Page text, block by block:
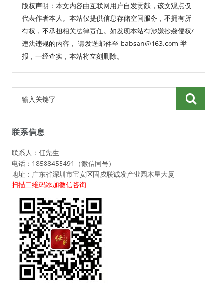
版权声明：本文内容由互联网用户自发贡献，该文观点仅
代表作者本人。本站仅提供信息存储空间服务，不拥有所
有权，不承担相关法律责任。如发现本站有涉嫌抄袭侵权/
违法违规的内容， 请发送邮件至 babsan@163.com 举
报，一经查实，本站将立刻删除。
联系信息
联系人：任先生
电话：18588455491（微信同号）
地址：广东省深圳市宝安区固戍联诚发产业园木星大厦
扫描二维码添加微信咨询